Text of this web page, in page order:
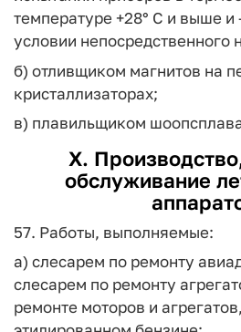
температуре +28° С и выше
условии непосредственного
б) отливщиком магнитов на
кристаллизаторах;
в) плавильщиком
X.
обслуживание
57. Работы, выполняемые:
а) слесарем по ремонту
слесарем по ремонту
ремонте моторов и